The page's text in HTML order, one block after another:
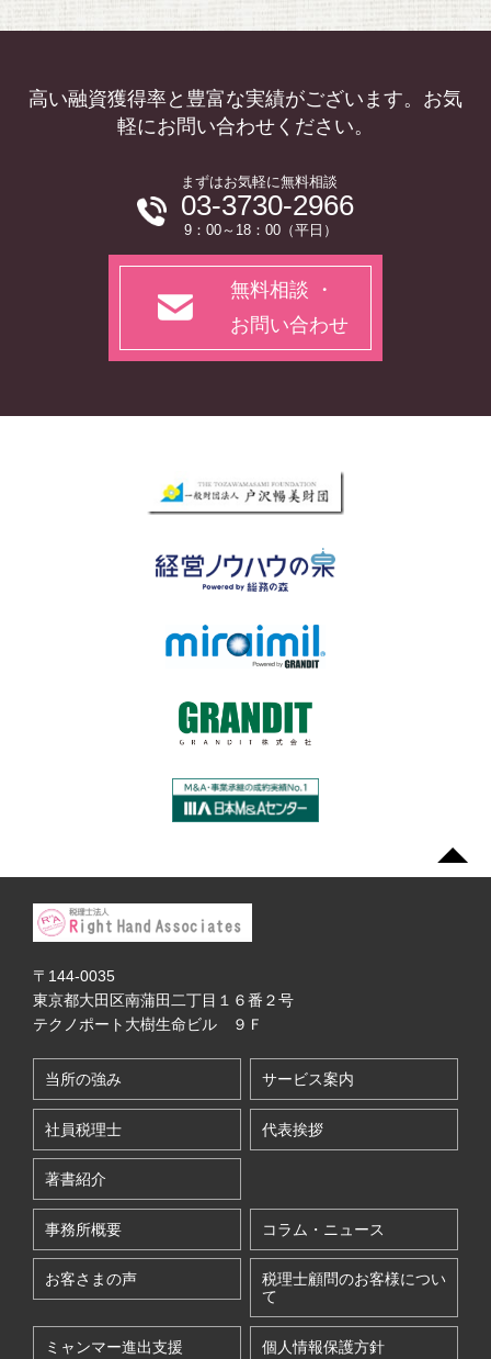
高い融資獲得率と豊富な実績がございます。お気
軽にお問い合わせください。
まずはお気軽に無料相談
03-3730-2966
9：00～18：00（平日）
無料相談 ・
お問い合わせ
〒144-0035
東京都大田区南蒲田二丁目１６番２号
テクノポート大樹生命ビル ９Ｆ
当所の強み サービス案内
社員税理士 代表挨拶
著書紹介
事務所概要 コラム・ニュース
お客さまの声
税理士顧問のお客様につい
て
ミャンマー進出支援 個人情報保護方針